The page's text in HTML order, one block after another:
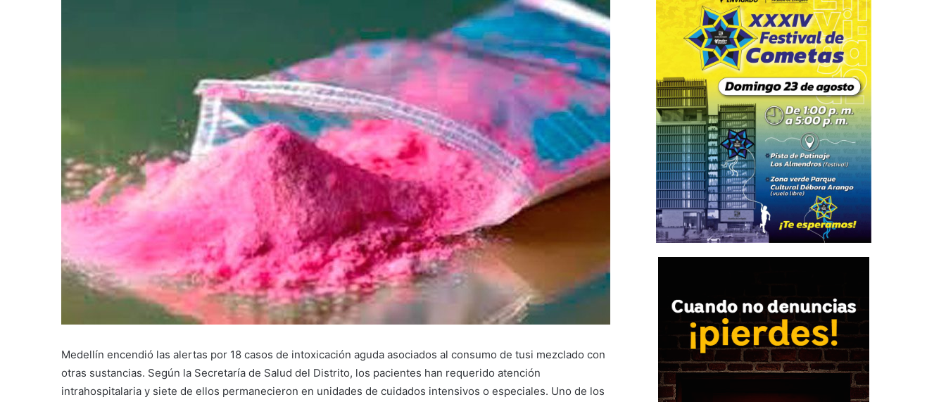
Medellín encendió las alertas por 18 casos de intoxicación aguda asociados al consumo de tusi mezclado con
otras sustancias. Según la Secretaría de Salud del Distrito, los pacientes han requerido atención
intrahospitalaria y siete de ellos permanecieron en unidades de cuidados intensivos o especiales. Uno de los